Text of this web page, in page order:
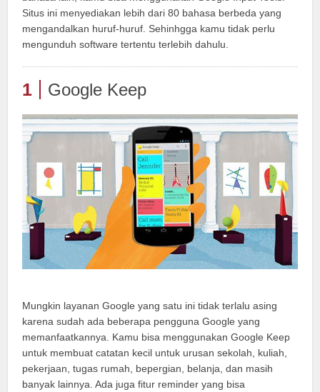
Situs ini menyediakan lebih dari 80 bahasa berbeda yang
mengandalkan huruf-huruf. Sehinhgga kamu tidak perlu
mengunduh software tertentu terlebih dahulu.
1 Google Keep
Mungkin layanan Google yang satu ini tidak terlalu asing
karena sudah ada beberapa pengguna Google yang
memanfaatkannya. Kamu bisa menggunakan Google Keep
untuk membuat catatan kecil untuk urusan sekolah, kuliah,
pekerjaan, tugas rumah, bepergian, belanja, dan masih
banyak lainnya. Ada juga fitur reminder yang bisa